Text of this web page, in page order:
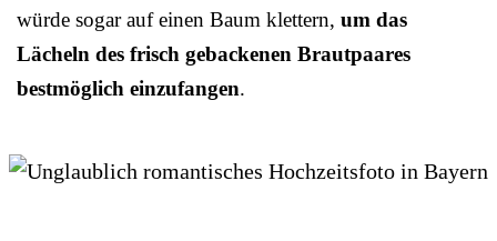
würde sogar auf einen Baum klettern, um das
Lächeln des frisch gebackenen Brautpaares
bestmöglich einzufangen.